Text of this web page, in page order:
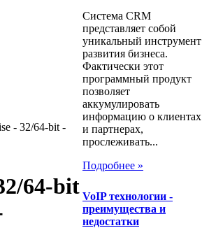
- 32/64-bit -
64-bit
Система CRM
представляет собой
уникальный инструмент
развития бизнеса.
Фактически этот
программный продукт
позволяет
аккумулировать
информацию о клиентах
и партнерах,
прослеживать...
Подробнее »
​VoIP технологии -
преимущества и
недостатки